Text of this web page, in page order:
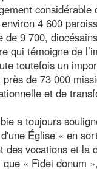
4 600
de 9 700,
qui témoigne de
toutefois un
de 73 000
et de
a toujours
Église « en
des vocations et
« Fidei donum